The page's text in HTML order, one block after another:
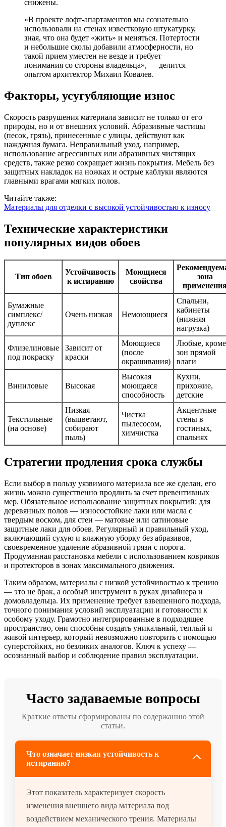
снижены.
«В проекте лофт-апартаментов мы сознательно
использовали на стенах известковую штукатурку,
зная, что она будет «жить» и меняться. Потертости
и небольшие сколы добавили атмосферности, но
такой прием уместен не везде и требует
понимания со стороны владельца», — делится
опытом архитектор Михаил Ковалев.
Факторы, усугубляющие износ
Скорость разрушения материала зависит не только от его
природы, но и от внешних условий. Абразивные частицы
(песок, грязь), принесенные с улицы, действуют как
наждачная бумага. Неправильный уход, например,
использование агрессивных или абразивных чистящих
средств, также резко сокращает жизнь покрытия. Мебель без
защитных накладок на ножках и острые каблуки являются
главными врагами мягких полов.
Читайте также:
Материалы для отделки с высокой устойчивостью к износу
Технические характеристики
популярных видов обоев
Тип обоев
Устойчивость
к истиранию
Моющиеся
свойства
зона
Бумажные
симплекс/
дуплекс
Очень низкая Немоющиеся
Спальни,
кабинеты
(нижняя
нагрузка)
Флизелиновые
под покраску
Зависит от
краски
Моющиеся
(после
окрашивания)
Любые, кроме
зон прямой
влаги
Виниловые Высокая
Высокая
моющаяся
способность
Кухни,
прихожие,
детские
Текстильные
(на основе)
Низкая
(выцветают,
собирают
пыль)
Чистка
пылесосом,
химчистка
Акцентные
стены в
гостиных,
спальнях
Стратегии продления срока службы
Если выбор в пользу уязвимого материала все же сделан, его
жизнь можно существенно продлить за счет превентивных
мер. Обязательное использование защитных покрытий: для
деревянных полов — износостойкие лаки или масла с
твердым воском, для стен — матовые или сатиновые
защитные лаки для обоев. Регулярный и правильный уход,
включающий сухую и влажную уборку без абразивов,
своевременное удаление абразивной грязи с порога.
Продуманная расстановка мебели с использованием ковриков
и протекторов в зонах максимального движения.
Таким образом, материалы с низкой устойчивостью к трению
— это не брак, а особый инструмент в руках дизайнера и
домовладельца. Их применение требует взвешенного подхода,
точного понимания условий эксплуатации и готовности к
особому уходу. Грамотно интегрированные в подходящее
пространство, они способны создать уникальный, теплый и
живой интерьер, который невозможно повторить с помощью
суперстойких, но безликих аналогов. Ключ к успеху —
осознанный выбор и соблюдение правил эксплуатации.
Часто задаваемые вопросы
Краткие ответы сформированы по содержанию этой
статьи.
Что означает низкая устойчивость к
истиранию?
Этот показатель характеризует скорость
изменения внешнего вида материала под
воздействием механического трения. Материалы